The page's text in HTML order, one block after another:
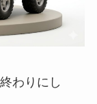
わりにし